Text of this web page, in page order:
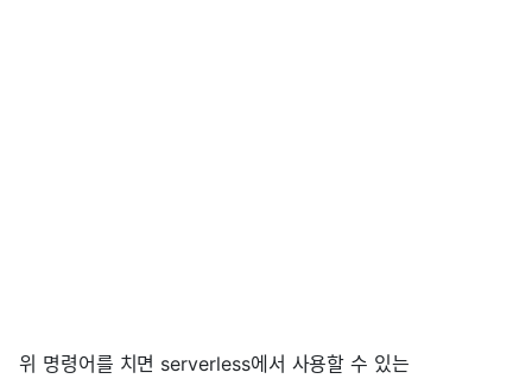
위 명령어를 치면 serverless에서 사용할 수 있는